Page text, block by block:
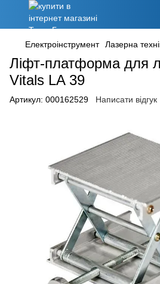
Електроінструмент Лазерна
Ліфт-платформа для
Vitals LA 39
Артикул: 000162529 Написати відгук